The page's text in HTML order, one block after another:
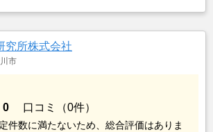
究所株式会社
市
0 口コミ（0件）
件数に満たないため、総合評価はありま